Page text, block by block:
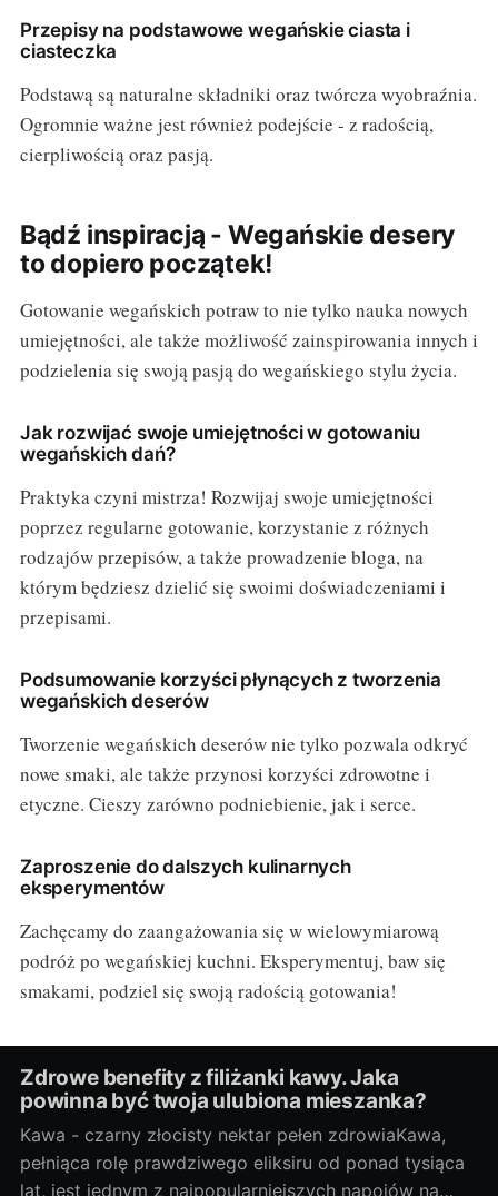
Przepisy na podstawowe wegańskie ciasta i
ciasteczka
Podstawą są naturalne składniki oraz twórcza wyobraźnia.
Ogromnie ważne jest również podejście - z radością,
cierpliwością oraz pasją.
Bądź inspiracją - Wegańskie desery
to dopiero początek!
Gotowanie wegańskich potraw to nie tylko nauka nowych
umiejętności, ale także możliwość zainspirowania innych i
podzielenia się swoją pasją do wegańskiego stylu życia.
Jak rozwijać swoje umiejętności w gotowaniu
wegańskich dań?
Praktyka czyni mistrza! Rozwijaj swoje umiejętności
poprzez regularne gotowanie, korzystanie z różnych
rodzajów przepisów, a także prowadzenie bloga, na
którym będziesz dzielić się swoimi doświadczeniami i
przepisami.
Podsumowanie korzyści płynących z tworzenia
wegańskich deserów
Tworzenie wegańskich deserów nie tylko pozwala odkryć
nowe smaki, ale także przynosi korzyści zdrowotne i
etyczne. Cieszy zarówno podniebienie, jak i serce.
Zaproszenie do dalszych kulinarnych
eksperymentów
Zachęcamy do zaangażowania się w wielowymiarową
podróż po wegańskiej kuchni. Eksperymentuj, baw się
smakami, podziel się swoją radością gotowania!
Zdrowe benefity z filiżanki kawy. Jaka
powinna być twoja ulubiona mieszanka?
Kawa - czarny złocisty nektar pełen zdrowiaKawa,
pełniąca rolę prawdziwego eliksiru od ponad tysiąca
lat, jest jednym z najpopularniejszych napojów na